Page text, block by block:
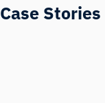
Case Stories